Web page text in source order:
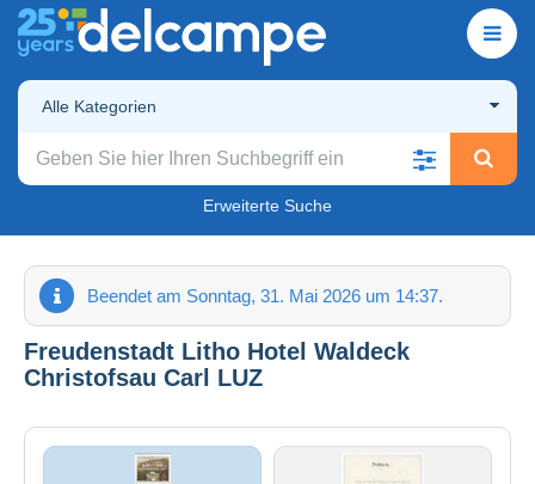
Alle Kategorien
Erweiterte Suche
Beendet am Sonntag, 31. Mai 2026 um 14:37.
Freudenstadt Litho Hotel Waldeck
Christofsau Carl LUZ